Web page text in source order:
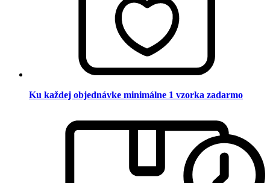
Ku každej objednávke minimálne 1 vzorka zadarmo